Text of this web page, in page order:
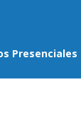
Presenciales